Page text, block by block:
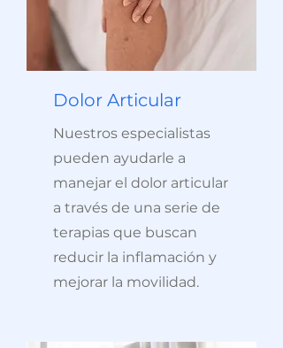
Dolor Articular
Nuestros especialistas
pueden ayudarle a
manejar el dolor articular
a través de una serie de
terapias que buscan
reducir la inflamación y
mejorar la movilidad.